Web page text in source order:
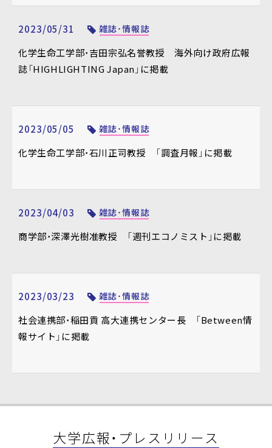
2023/05/31 雑誌・情報誌
化学生命工学部・吉田宗弘名誉教授 海外向け政府広報
誌「HIGHLIGHTING Japan」に掲載
2023/05/05 雑誌・情報誌
化学生命工学部・石川正司教授 「調査月報」に掲載
2023/04/03 雑誌・情報誌
商学部・深澤光樹准教授 「週刊エコノミスト」に掲載
2023/03/23 雑誌・情報誌
社会連携部・稲田貢 高大連携センター長 「Between情
報サイト」に掲載
大学広報・プレスリリース